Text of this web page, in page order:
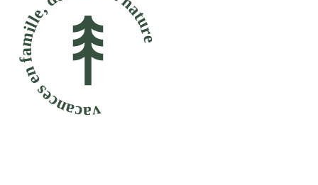
famille, détente et nature